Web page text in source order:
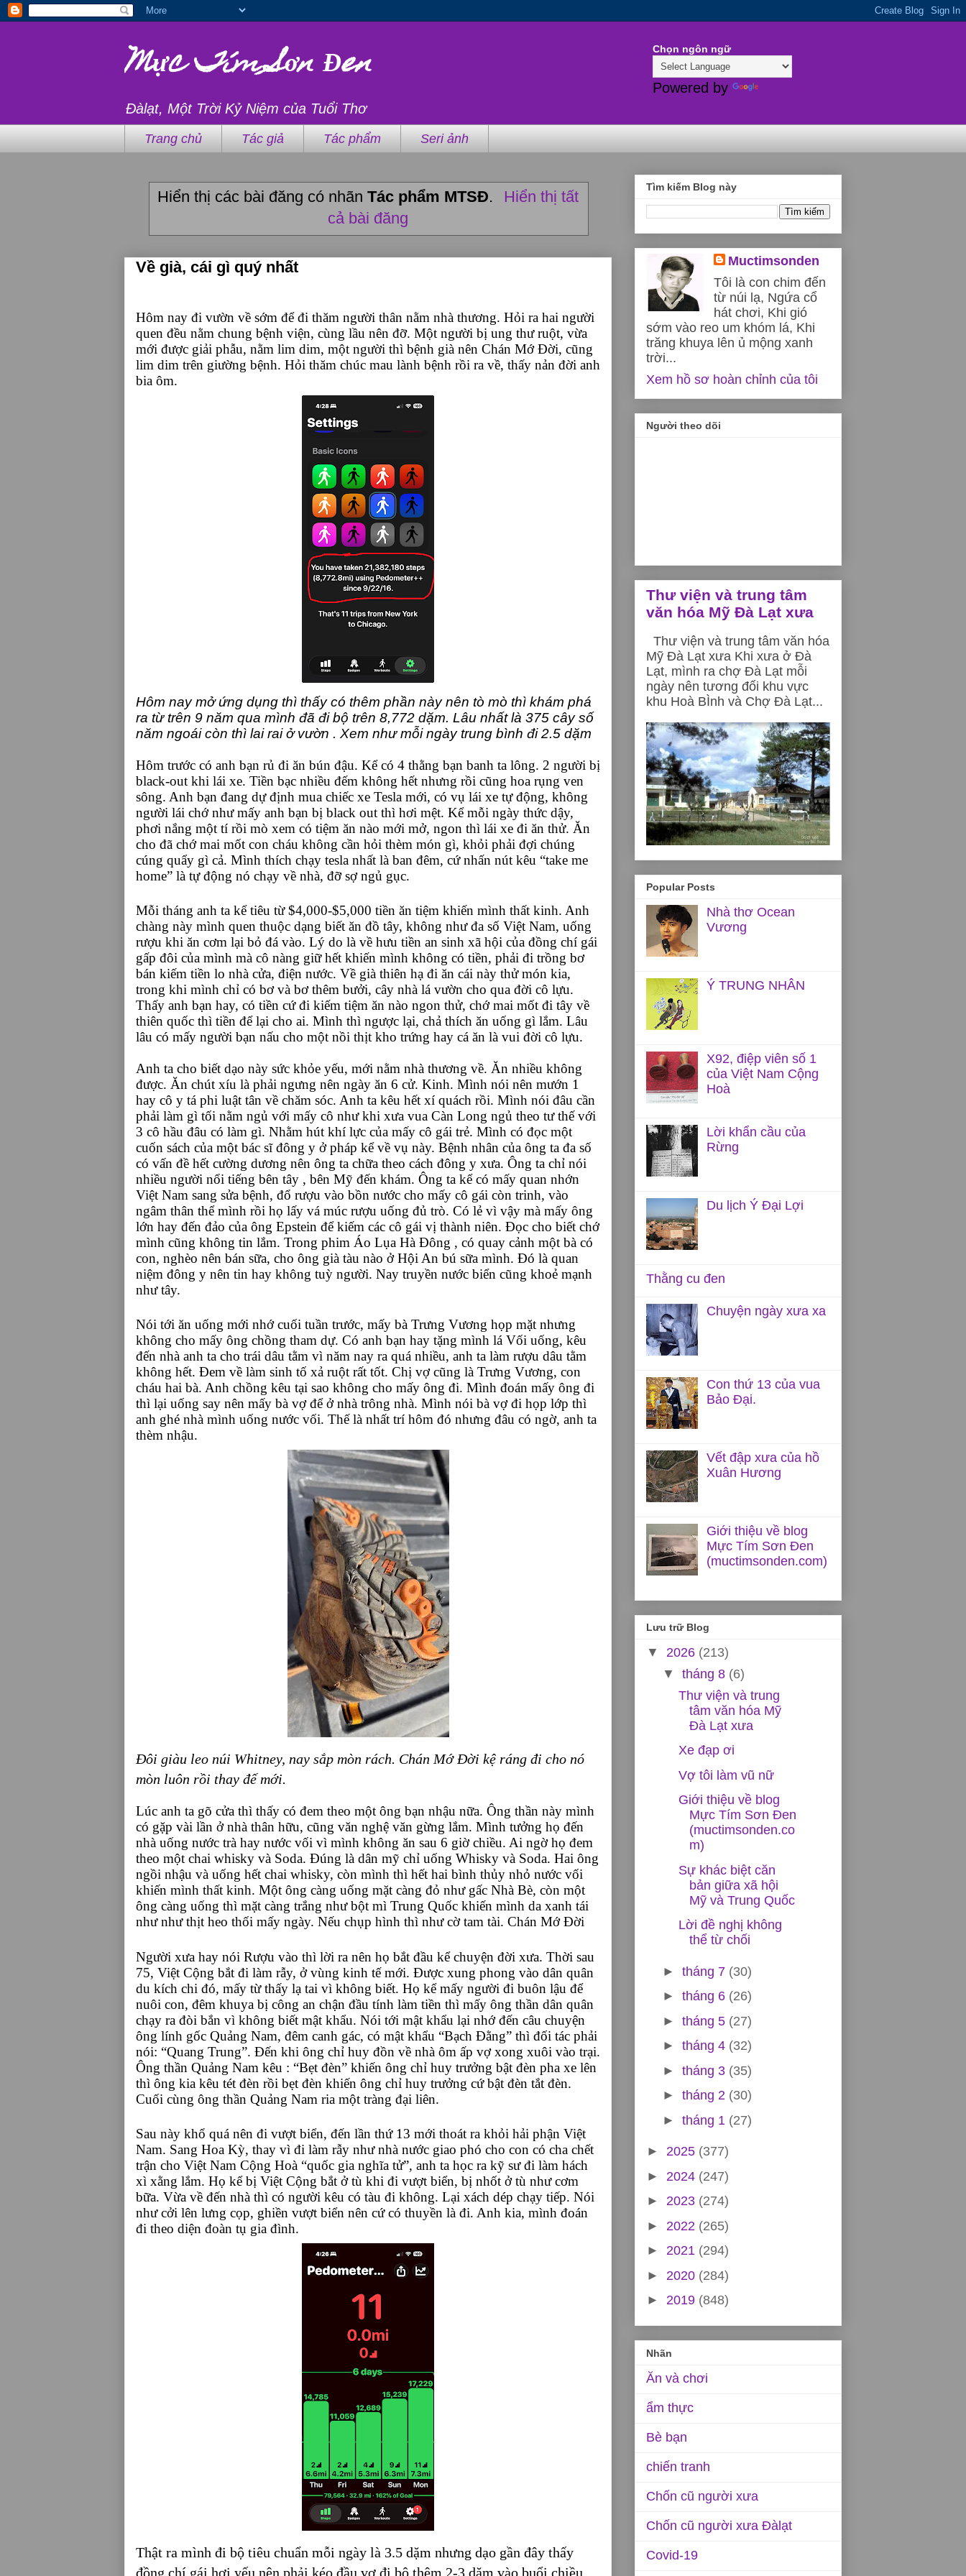
Mực Tím Sơn Đen
Đàlạt, Một Trời Kỷ Niệm của Tuổi Thơ
Chọn ngôn ngữ
Powered by
Trang chủ Tác giả Tác phẩm Seri ảnh
Hiển thị các bài đăng có nhãnTác phẩm MTSĐ.
Hiển thị tất
cả bài đăng
Về già, cái gì quý nhất
Hôm nay đi vườn về sớm để đi thăm người thân nằm nhà thương. Hỏi ra hai người
quen đều nằm chung bệnh viện, cùng lầu nên đỡ. Một người bị ung thư ruột, vừa
mới được giải phẫu, nằm lim dim, một người thì bệnh già nên Chán Mớ Đời, cũng
lim dim trên giường bệnh. Hỏi thăm chúc mau lành bệnh rồi ra về, thấy nản đời anh
bia ôm.
Hôm nay mở ứng dụng thì thấy có thêm phần này nên tò mò thì khám phá
ra từ trên 9 năm qua mình đã đi bộ trên 8,772 dặm. Lâu nhất là 375 cây số
năm ngoái còn thì lai rai ở vườn . Xem như mỗi ngày trung bình đi 2.5 dặm
Hôm trước có anh bạn rủ đi ăn bún đậu. Kể có 4 thằng bạn banh ta lông. 2 người bị
black-out khi lái xe. Tiền bạc nhiều đếm không hết nhưng rồi cũng hoa rụng ven
sông. Anh bạn đang dự định mua chiếc xe Tesla mới, có vụ lái xe tự động, không
người lái chớ như mấy anh bạn bị black out thì hơi mệt. Kể mỗi ngày thức dậy,
phơi nắng một tí rồi mò xem có tiệm ăn nào mới mở, ngon thì lái xe đi ăn thử. Ăn
cho đã chớ mai mốt con cháu không cần hỏi thèm món gì, khỏi phải đợi chúng
cúng quẩy gì cả. Mình thích chạy tesla nhất là ban đêm, cứ nhấn nút kêu “take me
home” là tự động nó chạy về nhà, đỡ sợ ngủ gục.
Mỗi tháng anh ta kể tiêu từ $4,000-$5,000 tiền ăn tiệm khiến mình thất kinh. Anh
chàng này mình quen thuộc dạng biết ăn đồ tây, không như đa số Việt Nam, uống
rượu khi ăn cơm lại bỏ đá vào. Lý do là về hưu tiền an sinh xã hội của đồng chí gái
gấp đôi của mình mà cô nàng giữ hết khiến mình không có tiền, phải đi trồng bơ
bán kiếm tiền lo nhà cửa, điện nước. Về già thiên hạ đi ăn cái này thử món kia,
trong khi mình chỉ có bơ và bơ thêm bưởi, cây nhà lá vườn cho qua đời cô lựu.
Thấy anh bạn hay, có tiền cứ đi kiếm tiệm ăn nào ngon thử, chớ mai mốt đi tây về
thiên quốc thì tiền để lại cho ai. Mình thì ngược lại, chả thích ăn uống gì lắm. Lâu
lâu có mấy người bạn nấu cho một nồi thịt kho trứng hay cá ăn là vui đời cô lựu.
Anh ta cho biết dạo này sức khỏe yếu, mới nằm nhà thương về. Ăn nhiều không
được. Ăn chút xíu là phải ngưng nên ngày ăn 6 cử. Kinh. Mình nói nên mướn 1
hay cô y tá phi luật tân về chăm sóc. Anh ta kêu hết xí quách rồi. Mình nói đâu cần
phải làm gì tối nằm ngủ với mấy cô như khi xưa vua Càn Long ngủ theo tư thế với
3 cô hầu đâu có làm gì. Nhằm hút khí lực của mấy cô gái trẻ. Mình có đọc một
cuốn sách của một bác sĩ đông y ở pháp kể về vụ này. Bệnh nhân của ông ta đa số
có vấn đề hết cường dương nên ông ta chữa theo cách đông y xưa. Ông ta chỉ nói
nhiều người nổi tiếng bên tây , bên Mỹ đến khám. Ông ta kể có mấy quan nhớn
Việt Nam sang sửa bệnh, đổ rượu vào bồn nước cho mấy cô gái còn trinh, vào
ngâm thân thể mình rồi họ lấy vá múc rượu uống đủ trò. Có lẻ vì vậy mà mấy ông
lớn hay đến đảo của ông Epstein để kiếm các cô gái vị thành niên. Đọc cho biết chớ
mình cũng không tin lắm. Trong phim Áo Lụa Hà Đông , có quay cảnh một bà có
con, nghèo nên bán sữa, cho ông già tàu nào ở Hội An bú sữa mình. Đó là quan
niệm đông y nên tin hay không tuỳ người. Nay truyền nước biển cũng khoẻ mạnh
như tây.
Nói tới ăn uống mới nhớ cuối tuần trước, mấy bà Trưng Vương họp mặt nhưng
không cho mấy ông chồng tham dự. Có anh bạn hay tặng mình lá Vối uống, kêu
đến nhà anh ta cho trái dâu tằm vì năm nay ra quá nhiều, anh ta làm rượu dâu tằm
không hết. Đem về làm sinh tố xả ruột rất tốt. Chị vợ cũng là Trưng Vương, con
cháu hai bà. Anh chồng kêu tại sao không cho mấy ông đi. Mình đoán mấy ông đi
thì lại uống say nên mấy bà vợ để ở nhà trông nhà. Mình nói bà vợ đi họp lớp thì
anh ghé nhà mình uống nước vối. Thế là nhất trí hôm đó nhưng đâu có ngờ, anh ta
thèm nhậu.
Đôi giàu leo núi Whitney, nay sắp mòn rách. Chán Mớ Đời kệ ráng đi cho nó
mòn luôn rồi thay đế mới.
Lúc anh ta gõ cửa thì thấy có đem theo một ông bạn nhậu nữa. Ông thần này mình
có gặp vài lần ở nhà thân hữu, cũng văn nghệ văn gừng lắm. Mình tưởng họ đến
nhà uống nước trà hay nước vối vì mình không ăn sau 6 giờ chiều. Ai ngờ họ đem
theo một chai whisky và Soda. Đúng là dân mỹ chỉ uống Whisky và Soda. Hai ông
ngồi nhậu và uống hết chai whisky, còn mình thì hết hai bình thủy nhỏ nước vối
khiến mình thất kinh. Một ông càng uống mặt càng đỏ như gấc Nhà Bè, còn một
ông càng uống thì mặt càng trắng như bột mì Trung Quốc khiến mình da xanh tái
như như thịt heo thối mấy ngày. Nếu chụp hình thì như cờ tam tài. Chán Mớ Đời
Người xưa hay nói Rượu vào thì lời ra nên họ bắt đầu kể chuyện đời xưa. Thời sau
75, Việt Cộng bắt đi làm rẫy, ở vùng kinh tế mới. Được xung phong vào dân quân
du kích chi đó, mấy từ thấy lạ tai vì không biết. Họ kể mấy người đi buôn lậu để
nuôi con, đêm khuya bị công an chận đầu tính làm tiền thì mấy ông thần dân quân
chạy ra đòi bắn vì không biết mật khẩu. Nói tới mật khẩu lại nhớ đến câu chuyện
ông lính gốc Quảng Nam, đêm canh gác, có mật khẩu “Bạch Đằng” thì đối tác phải
nói: “Quang Trung”. Đến khi ông chỉ huy đồn về nhà ôm ấp vợ xong xuôi vào trại.
Ông thần Quảng Nam kêu : “Bẹt đèn” khiến ông chỉ huy trưởng bật đèn pha xe lên
thì ông kia kêu tét đèn rồi bẹt đèn khiến ông chỉ huy trưởng cứ bật đèn tắt đèn.
Cuối cùng ông thần Quảng Nam ria một tràng đại liên.
Sau này khổ quá nên đi vượt biển, đến lần thứ 13 mới thoát ra khỏi hải phận Việt
Nam. Sang Hoa Kỳ, thay vì đi làm rẫy như nhà nước giao phó cho con có cha chết
trận cho Việt Nam Cộng Hoà “quốc gia nghĩa tử”, anh ta học ra kỹ sư đi làm hách
xì xằng lắm. Họ kể bị Việt Cộng bắt ở tù khi đi vượt biển, bị nhốt ở tù như cơm
bữa. Vừa về đến nhà thì có người kêu có tàu đi không. Lại xách dép chạy tiếp. Nói
như cởi lên lưng cọp, ghiền vượt biển nên cứ có thuyền là đi. Anh kia, mình đoán
đi theo diện đoàn tụ gia đình.
Thật ra mình đi bộ tiêu chuẩn mỗi ngày là 3.5 dặm nhưng dạo gần đây thấy
đồng chí gái hơi yếu nên phải kéo đầu vợ đi bộ thêm 2-3 dặm vào buổi chiều
Tìm kiếm Blog này
Muctimsonden
Tôi là con chim đến
từ núi lạ, Ngứa cổ
hát chơi, Khi gió
sớm vào reo um khóm lá, Khi
trăng khuya lên ủ mộng xanh
trời...
Xem hồ sơ hoàn chỉnh của tôi
Người theo dõi
Thư viện và trung tâm
văn hóa Mỹ Đà Lạt xưa
Thư viện và trung tâm văn hóa
Mỹ Đà Lạt xưa Khi xưa ở Đà
Lạt, mình ra chợ Đà Lạt mỗi
ngày nên tương đối khu vực
khu Hoà BÌnh và Chợ Đà Lạt...
Popular Posts
Nhà thơ Ocean
Vương
Ý TRUNG NHÂN
X92, điệp viên số 1
của Việt Nam Cộng
Hoà
Lời khẩn cầu của
Rừng
Du lịch Ý Đại Lợi
Thằng cu đen
Chuyện ngày xưa xa
Con thứ 13 của vua
Bảo Đại.
Vết đập xưa của hồ
Xuân Hương
Giới thiệu về blog
Mực Tím Sơn Đen
(muctimsonden.com)
Lưu trữ Blog
▼ 2026 (213)
▼ tháng 8 (6)
Thư viện và trung
tâm văn hóa Mỹ
Đà Lạt xưa
Xe đạp ơi
Vợ tôi làm vũ nữ
Giới thiệu về blog
Mực Tím Sơn Đen
(muctimsonden.co
m)
Sự khác biệt căn
bản giữa xã hội
Mỹ và Trung Quốc
Lời đề nghị không
thể từ chối
► tháng 7 (30)
► tháng 6 (26)
► tháng 5 (27)
► tháng 4 (32)
► tháng 3 (35)
► tháng 2 (30)
► tháng 1 (27)
► 2025 (377)
► 2024 (247)
► 2023 (274)
► 2022 (265)
► 2021 (294)
► 2020 (284)
► 2019 (848)
Nhãn
Ăn và chơi
ẩm thực
Bè bạn
chiến tranh
Chốn cũ người xưa
Chốn cũ người xưa Đàlạt
Covid-19